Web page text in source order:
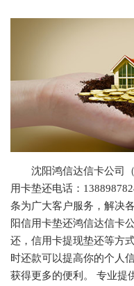
沈阳鸿信达信卡公司（
用卡垫还电话：
条为广大客户服务，解决
阳信用卡垫还鸿信达信卡
还，信用卡提现垫还等方
时还款可以提高你的个人
获得更多的便利。 专业提